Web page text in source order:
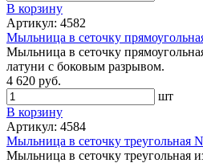
В корзину
Артикул: 4582
Мыльница в сеточку
Мыльница в сеточку
латуни с боковым разрывом.
4 620 руб.
шт
В корзину
Артикул: 4584
Мыльница в сеточку треугольная
Мыльница в сеточку треугольная